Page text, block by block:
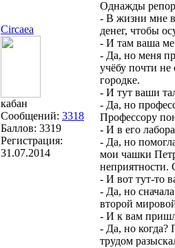
Circaea
кабан
Сообщений: 3318
Баллов: 3319
Регистрация:
31.07.2014
Однажды
- В жизни мне
денег, чтобы
- И там ваша
- Да, но меня
учёбу почти не
городке.
- И тут ваши
- Да, но
Профессору
- И в его
- Да, но
мои чашки
неприятности.
- И вот тут-то
- Да, но
второй
- И к вам
- Да, но когда?
трудом